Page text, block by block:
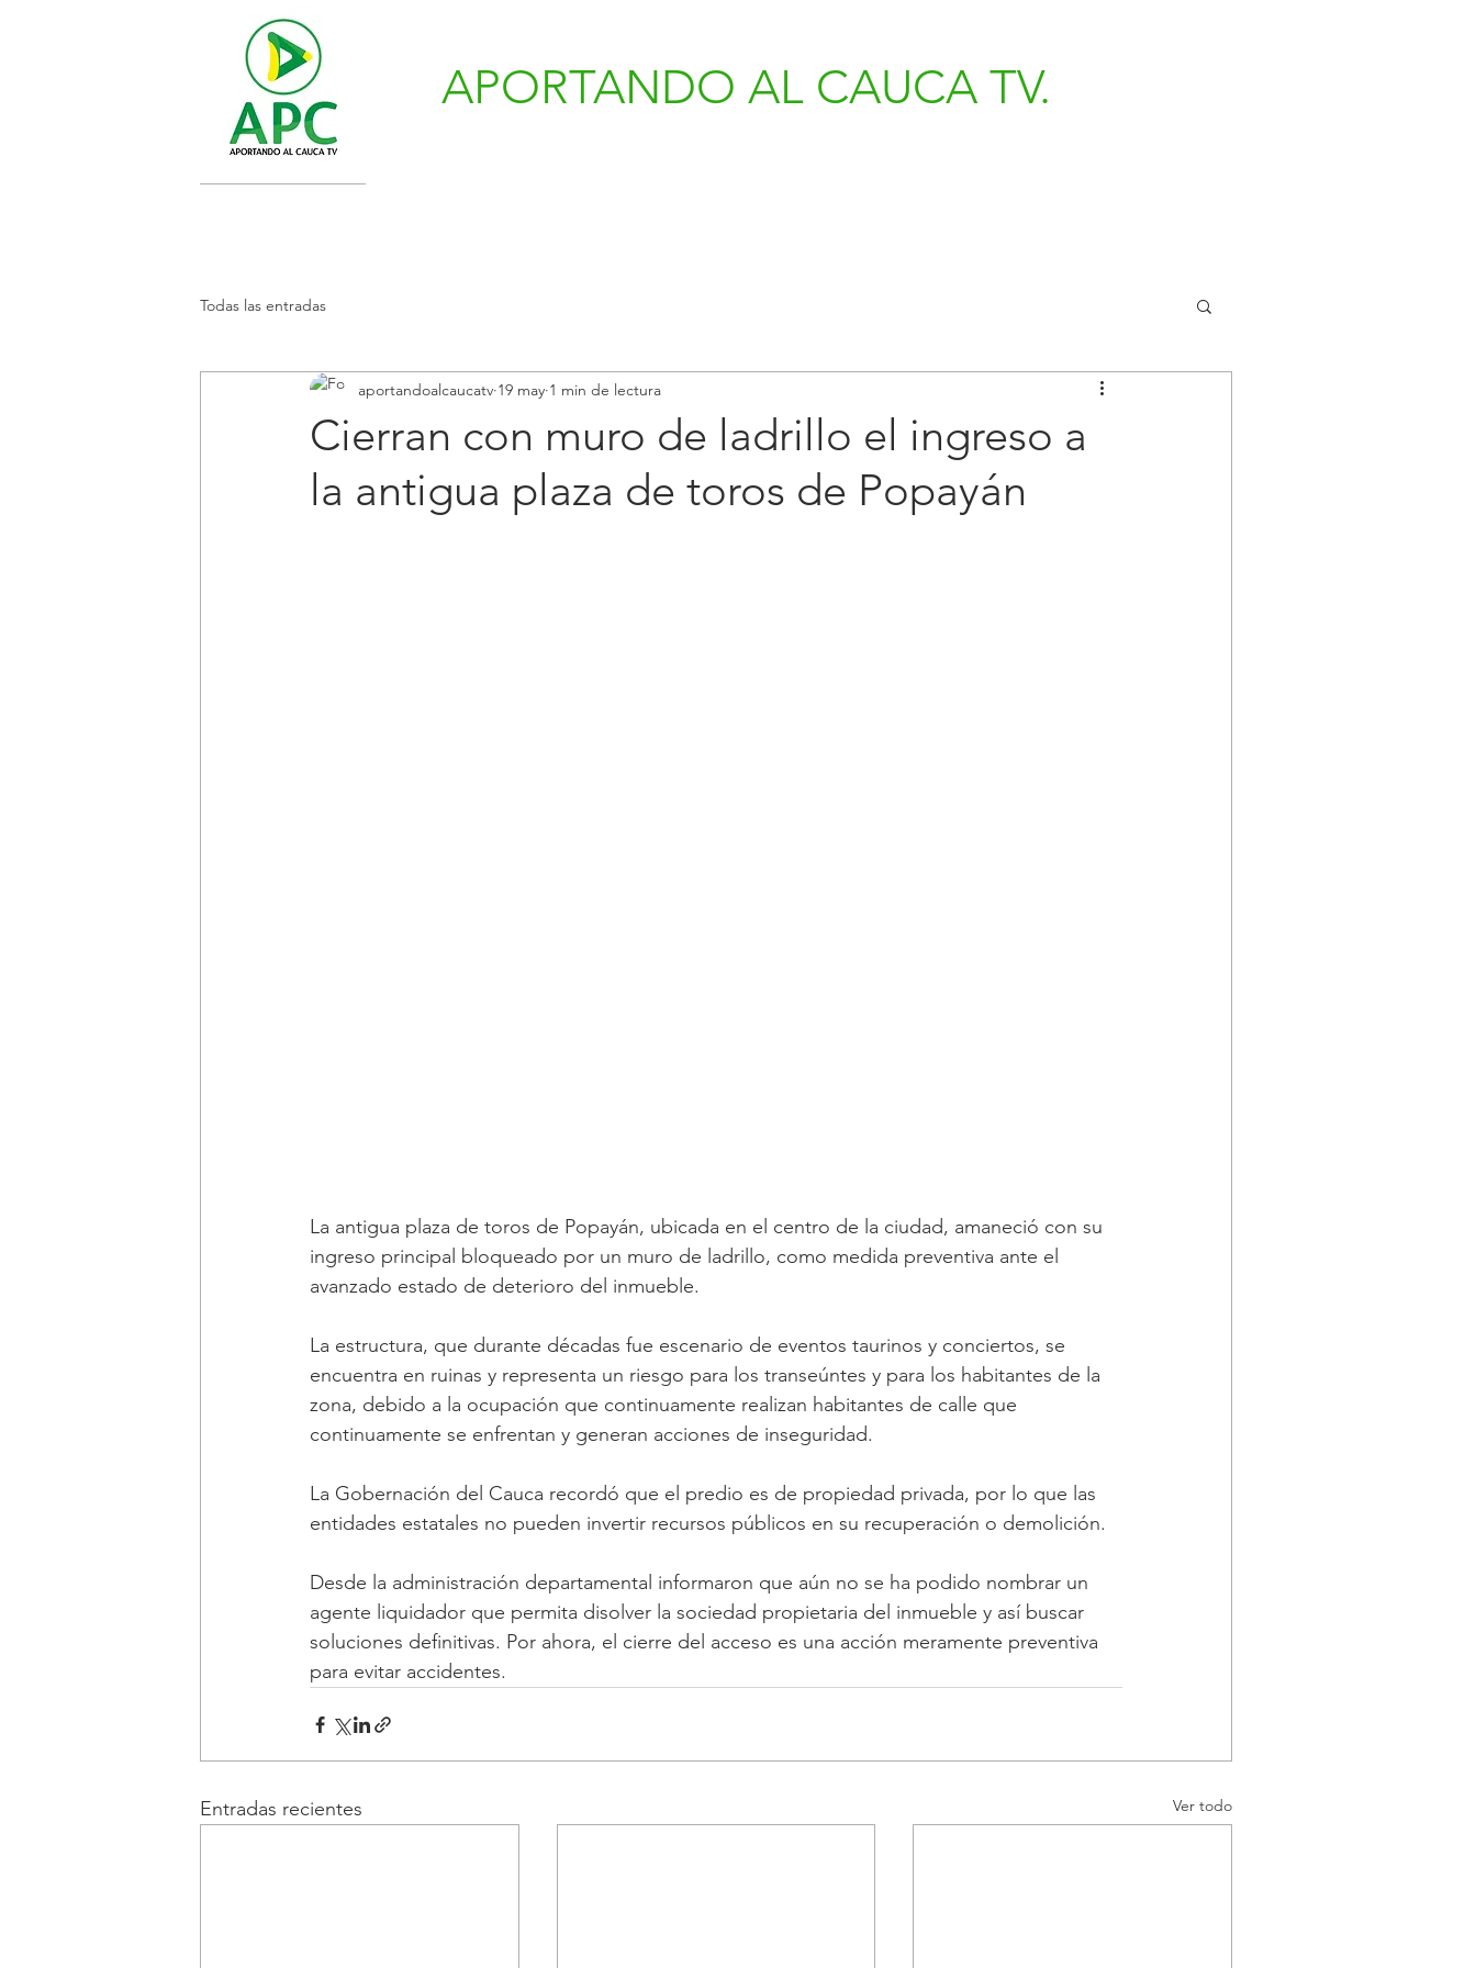
APORTANDO AL CAUCA TV.
Todas las entradas
Cierran con muro de ladrillo el ingreso a
la antigua plaza de toros de Popayán
aportandoalcaucatv 19 may 1 min de lectura
La antigua plaza de toros de Popayán, ubicada en el centro de la ciudad, amaneció con su
ingreso principal bloqueado por un muro de ladrillo, como medida preventiva ante el
avanzado estado de deterioro del inmueble.
La estructura, que durante décadas fue escenario de eventos taurinos y conciertos, se
encuentra en ruinas y representa un riesgo para los transeúntes y para los habitantes de la
zona, debido a la ocupación que continuamente realizan habitantes de calle que
continuamente se enfrentan y generan acciones de inseguridad.
La Gobernación del Cauca recordó que el predio es de propiedad privada, por lo que las
entidades estatales no pueden invertir recursos públicos en su recuperación o demolición.
Desde la administración departamental informaron que aún no se ha podido nombrar un
agente liquidador que permita disolver la sociedad propietaria del inmueble y así buscar
soluciones definitivas. Por ahora, el cierre del acceso es una acción meramente preventiva
para evitar accidentes.
Entradas recientes Ver todo